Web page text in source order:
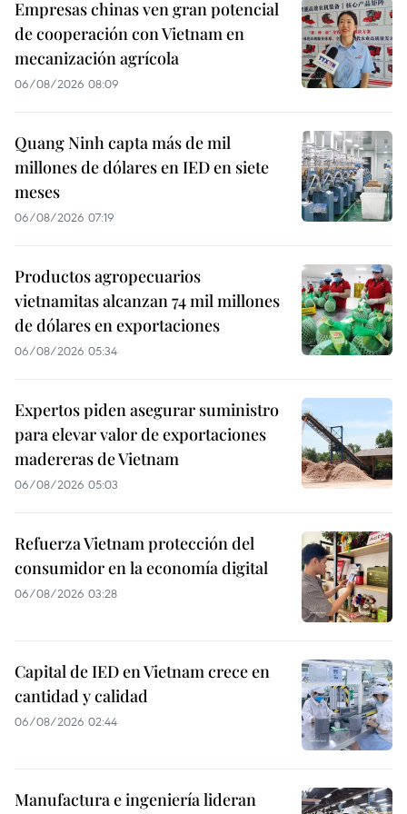
Empresas chinas ven gran potencial
de cooperación con Vietnam en
mecanización agrícola
06/08/2026 08:09
Quang Ninh capta más de mil
millones de dólares en IED en siete
meses
06/08/2026 07:19
Productos agropecuarios
vietnamitas alcanzan 74 mil millones
de dólares en exportaciones
06/08/2026 05:34
Expertos piden asegurar suministro
para elevar valor de exportaciones
madereras de Vietnam
06/08/2026 05:03
Refuerza Vietnam protección del
consumidor en la economía digital
06/08/2026 03:28
Capital de IED en Vietnam crece en
cantidad y calidad
06/08/2026 02:44
Manufactura e ingeniería lideran